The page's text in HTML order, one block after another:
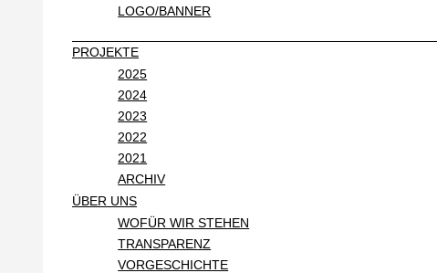
LOGO/BANNER
PROJEKTE
2025
2024
2023
2022
2021
ARCHIV
ÜBER UNS
WOFÜR WIR STEHEN
TRANSPARENZ
VORGESCHICHTE